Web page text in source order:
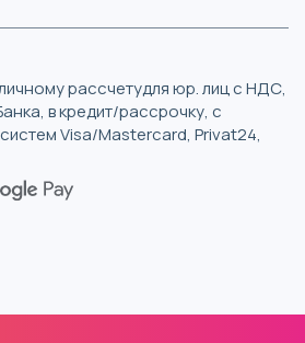
рассчетудля юр. лиц с НДС,
в кредит/рассрочку, с
Visa/Mastercard, Privat24,